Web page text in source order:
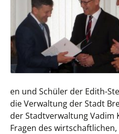
en und Schüler der Edith-
die Verwaltung der Stadt
der Stadtverwaltung Vadim
Fragen des